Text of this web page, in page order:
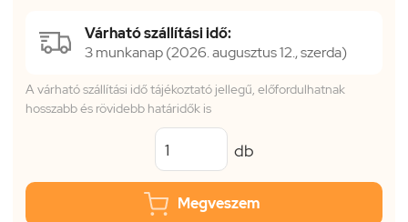
Várható szállítási idő:
3 munkanap (2026. augusztus 12., szerda)
A várható szállítási idő tájékoztató jellegű, előfordulhatnak
hosszabb és rövidebb határidők is
db
Megveszem